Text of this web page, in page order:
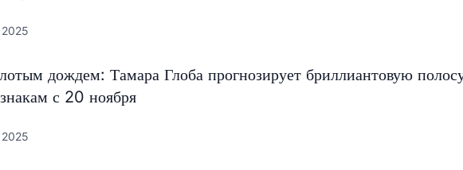
2025
дождем: Тамара Глоба прогнозирует бриллиантовую
с 20 ноября
2025